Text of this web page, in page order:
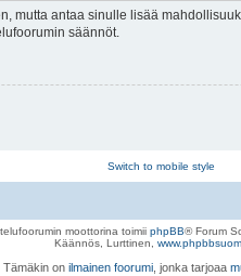
mutta antaa sinulle lisää
säännöt.
Switch to mobile style
moottorina toimii phpBB® Forum
Käännös, Lurttinen,
Tämäkin on ilmainen foorumi , jonka tarjoaa